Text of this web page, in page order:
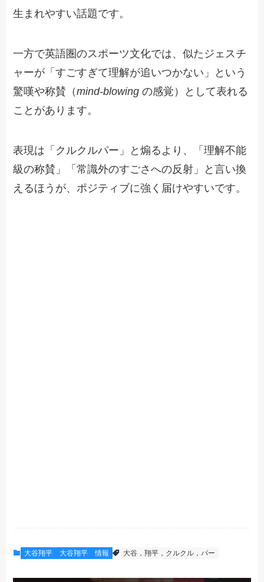
生まれやすい話題です。
一方で英語圏のスポーツ文化では、似たジェスチ
ャーが「すごすぎて理解が追いつかない」という
驚嘆や称賛（mind-blowing の感覚）として表れる
ことがあります。
表現は「クルクルパー」と煽るより、「理解不能
級の称賛」「常識外のすごさへの反射」と言い換
えるほうが、ポジティブに強く届けやすいです。
大谷翔平 大谷翔平 情報 大谷，翔平，クルクル，パー